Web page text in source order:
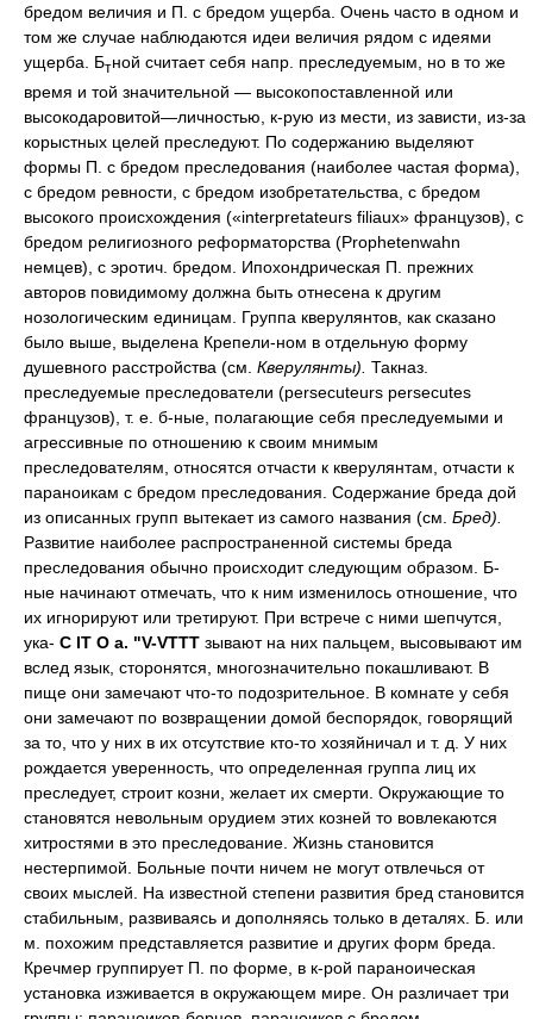
тной считает себя напр. преследуемым, но в то же
время и той значительной — высокопоставленной или
высокодаровитой—личностью, к-рую из мести, из зависти, из-за
корыстных целей преследуют. По содержанию выделяют
формы П. с бредом преследования (наиболее частая форма),
с бредом ревности, с бредом изобретательства, с бредом
высокого происхождения («interpretateurs filiaux» французов), с
бредом религиозного реформаторства (Prophetenwahn
немцев), с эротич. бредом. Ипохондрическая П. прежних
авторов повидимому должна быть отнесена к другим
нозологическим единицам. Группа кверулянтов, как сказано
было выше, выделена Крепели-ном в отдельную форму
душевного расстройства (см. Кверулянты). Такназ.
преследуемые преследователи (persecuteurs persecutes
французов), т. е. б-ные, полагающие себя преследуемыми и
агрессивные по отношению к своим мнимым
преследователям, относятся отчасти к кверулянтам, отчасти к
параноикам с бредом преследования. Содержание бреда дой
из описанных групп вытекает из самого названия (см. Бред).
Развитие наиболее распространенной системы бреда
преследования обычно происходит следующим образом. Б-
ные начинают отмечать, что к ним изменилось отношение, что
их игнорируют или третируют. При встрече с ними шепчутся,
ука- С IT О a. "V-VTTT зывают на них пальцем, высовывают им
вслед язык, сторонятся, многозначительно покашливают. В
пище они замечают что-то подозрительное. В комнате у себя
они замечают по возвращении домой беспорядок, говорящий
за то, что у них в их отсутствие кто-то хозяйничал и т. д. У них
рождается уверенность, что определенная группа лиц их
преследует, строит козни, желает их смерти. Окружающие то
становятся невольным орудием этих козней то вовлекаются
хитростями в это преследование. Жизнь становится
нестерпимой. Больные почти ничем не могут отвлечься от
своих мыслей. На известной степени развития бред становится
стабильным, развиваясь и дополняясь только в деталях. Б. или
м. похожим представляется развитие и других форм бреда.
Кречмер группирует П. по форме, в к-рой параноическая
установка изживается в окружающем мире. Он различает три